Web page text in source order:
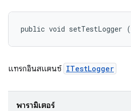
public void setTestLogger (
แทรกอินสแตนซ์ ITestLogger
พารามิเตอร์